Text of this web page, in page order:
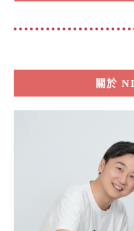
關於